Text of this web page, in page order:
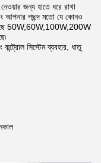
জন্য হাতে ধরে রাখা
আপনার পছন্দ মতো যে কোনও
50W,60W,100W,200W
সিস্টেম ব্যবহার, ধাতু